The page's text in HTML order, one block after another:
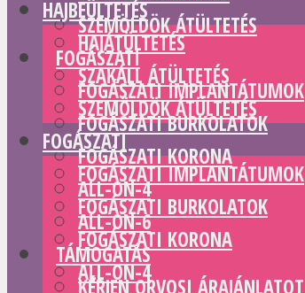
SZEMÖLDÖK ÁTÜLTETÉS
FOGÁSZATI
FOGÁSZATI IMPLANTÁTUMOK
FOGÁSZATI BURKOLATOK
FOGÁSZATI KORONA
ALL-ON-4
ALL-ON-6
TÁMOGATÁS
KÉRJEN ORVOSI ÁRAJÁNLATOT
HAJBEÜLTETÉS
HAJÁTÜLTETÉS
SZAKÁLL ÁTÜLTETÉS
SZEMÖLDÖK ÁTÜLTETÉS
FOGÁSZATI
FOGÁSZATI IMPLANTÁTUMOK
FOGÁSZATI BURKOLATOK
FOGÁSZATI KORONA
ALL-ON-4